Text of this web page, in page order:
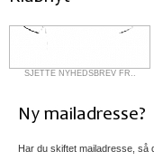
SJETTE NYHEDSBREV FR..
Har du skiftet mailadresse, så